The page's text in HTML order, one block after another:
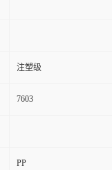
注塑级
7603
PP